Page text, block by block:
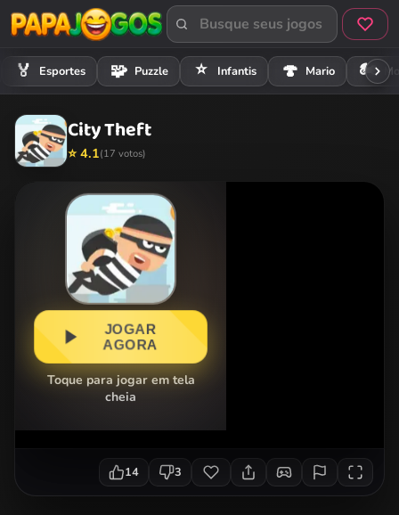
🏅 Esportes 🧩 Puzzle ⭐ Infantis 🍄 Mario 🏍️
City Theft
⭐ 4.1(17 votos)
JOGAR
AGORA
Toque para jogar em tela
cheia
14 3